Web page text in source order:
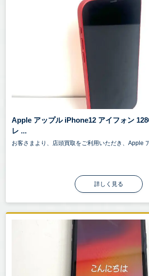
Apple アップル iPhone12 アイフォン
レ ...
お客さまより、店頭買取をご利用いただき、Apple
詳しく見る